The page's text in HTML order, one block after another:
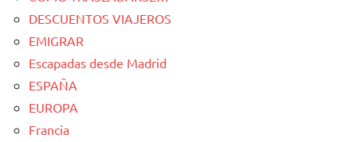
DESCUENTOS VIAJEROS
EMIGRAR
Escapadas desde Madrid
ESPAÑA
EUROPA
Francia